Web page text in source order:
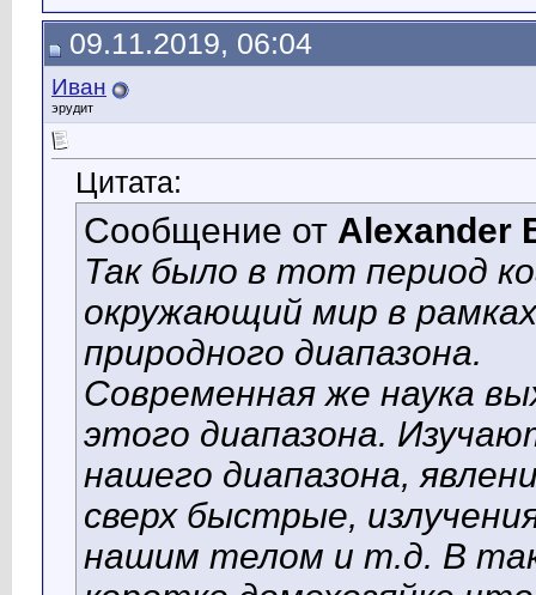
09.11.2019, 06:04
Иван
эрудит
Цитата:
Сообщение от Alexander
Так было в тот период
окружающий мир в
природного диапазона.
Современная же наука
этого диапазона.
нашего диапазона,
сверх быстрые,
нашим телом и т.д. В